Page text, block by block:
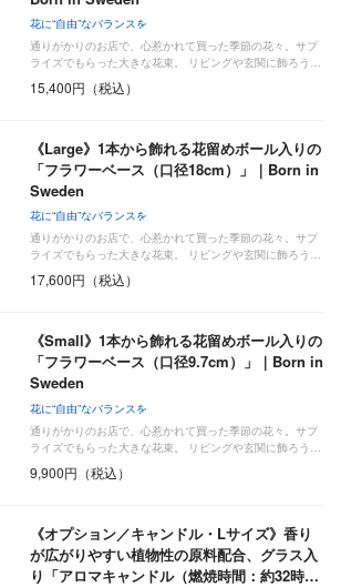
花に“自由”なバランスを
通りがかりのお店で、心惹かれて買った季節の花々。サプ
ライズでもらった大きな花束。 リビングや玄関に飾ろう…
15,400円（税込）
《Large》1本から飾れる花留めボール入りの
「フラワーベース（口径18cm）」｜Born in
Sweden
花に“自由”なバランスを
通りがかりのお店で、心惹かれて買った季節の花々。サプ
ライズでもらった大きな花束。 リビングや玄関に飾ろう…
17,600円（税込）
《Small》1本から飾れる花留めボール入りの
「フラワーベース（口径9.7cm）」｜Born in
Sweden
花に“自由”なバランスを
通りがかりのお店で、心惹かれて買った季節の花々。サプ
ライズでもらった大きな花束。 リビングや玄関に飾ろう…
9,900円（税込）
《オプション／キャンドル・Lサイズ》香り
が広がりやすい植物性の原料配合、グラス入
り「アロマキャンドル（燃焼時間：約32時…